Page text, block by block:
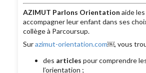
AZIMUT Parlons Orientation aide
accompagner leur enfant dans ses
collège à Parcoursup.
Surazimut-orientation.com￼, vous
des articles pour comprendre
l’orientation ;